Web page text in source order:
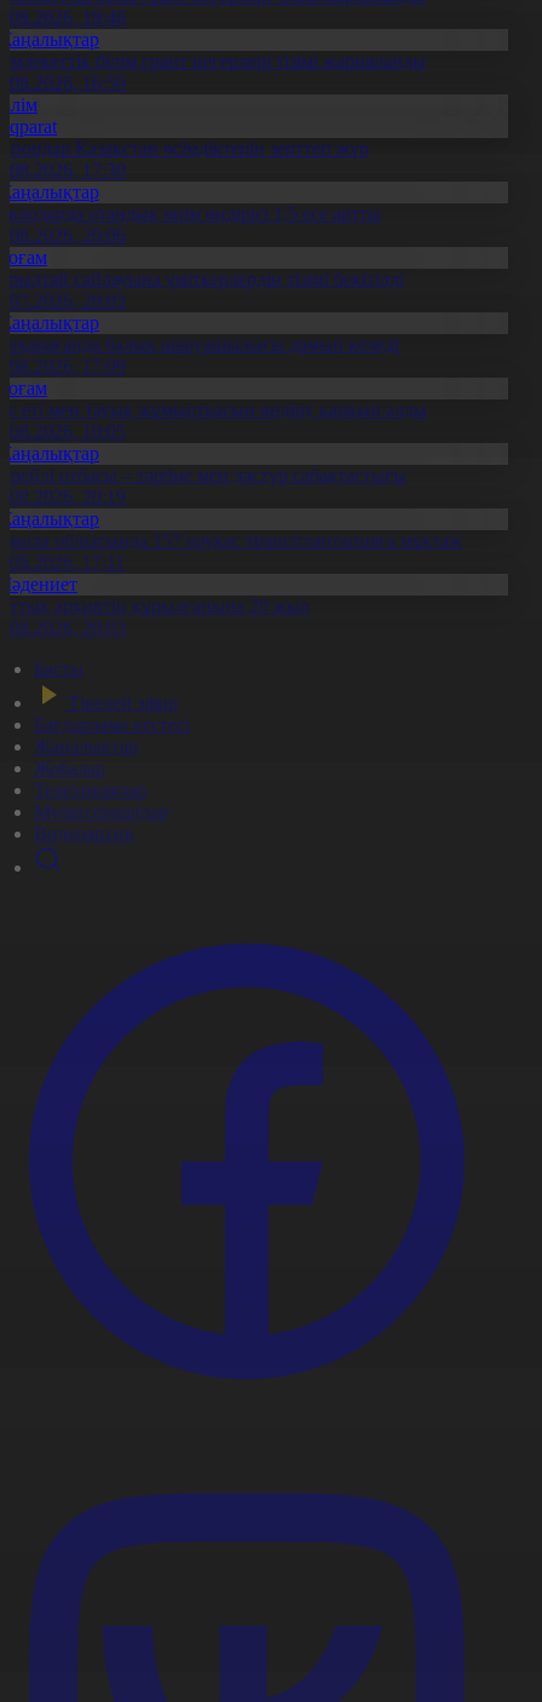
19:46
білім грант иегерлері тізімі жарияланды
16:50
Қазақстан өсімдіктерін зерттеп жүр
17:30
отандық өнім өндірісі 1,5 есе артты
20:06
сайлауына үміткерлердің тізімі бекітілді
20:03
балық шаруашылығы дамып келеді
17:09
еті мен тауық жұмыртқасын өндіру қарқын алды
10:05
отбасы – тәрбие мен дәстүр сабақтастығы
20:19
облысында 157 науқас трансплантацияға мұқтаж
17:11
архивтің құрылғанына 20 жыл
20:03
Басты
Тікелей эфир
Бағдарлама кестесі
Жаңалықтар
Жобалар
Телехикаялар
Мультсериалдар
Видеоархив